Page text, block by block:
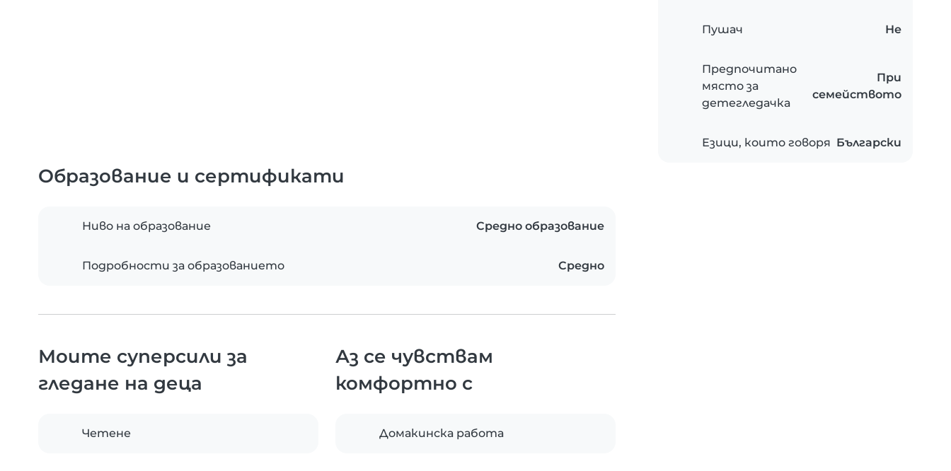
Пушач Не
Предпочитано
място за
детегледачка
При
семейството
Езици, които говоря Български
Образование и сертификати
Ниво на образование Средно образование
Подробности за образованието Средно
Моите суперсили за
гледане на деца
Четене
Аз се чувствам
комфортно с
Домакинска работа